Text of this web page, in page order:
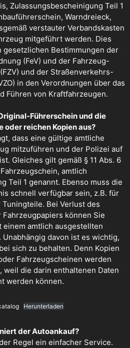
Zulassungsbescheinigung Teil 1
Warndreieck,
verstauter Verbandskasten
mitgeführt werden. Dies
gesetzlichen Bestimmungen der
(FeV) und der Fahrzeug-
und der Straßenverkehrs-
in den Verordnungen über das
Führen von Kraftfahrzeugen.
Führerschein und die
oder reichen Kopien aus?
dass eine gültige amtliche
mitzuführen und der Polizei auf
Gleiches gilt gemäß § 11 Abs. 6
amtlich
Teil 1 genannt. Ebenso muss die
schnell verfügbar sein, z.B. für
Bei Verlust des
können Sie
amtlich ausgestellten
davon ist es wichtig,
sich zu behalten. Denn Kopien
Fahrzeugscheinen werden
die darin enthaltenen Daten
werden können.
Herunterladen
der Autoankauf?
Regel ein einfacher Service.